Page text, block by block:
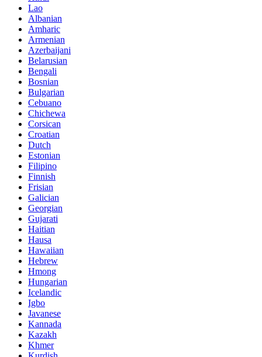
Lao
Albanian
Amharic
Armenian
Azerbaijani
Belarusian
Bengali
Bosnian
Bulgarian
Cebuano
Chichewa
Corsican
Croatian
Dutch
Estonian
Filipino
Finnish
Frisian
Galician
Georgian
Gujarati
Haitian
Hausa
Hawaiian
Hebrew
Hmong
Hungarian
Icelandic
Igbo
Javanese
Kannada
Kazakh
Khmer